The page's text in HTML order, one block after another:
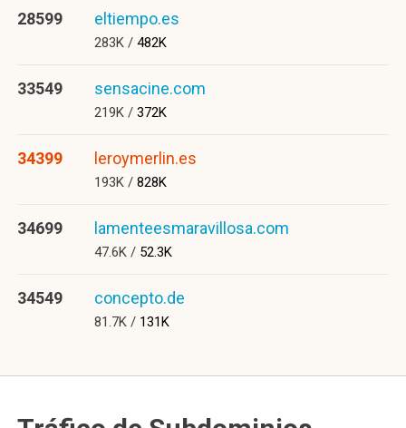
28599 eltiempo.es
283K / 482K
33549 sensacine.com
219K / 372K
34399 leroymerlin.es
193K / 828K
34699 lamenteesmaravillosa.com
47.6K / 52.3K
34549 concepto.de
81.7K / 131K